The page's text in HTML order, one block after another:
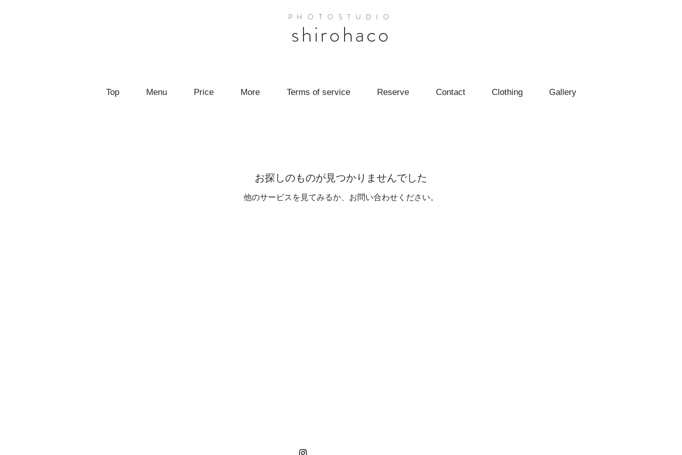
PHOTOST UDIO
shirohaco
Top Menu Price More Terms of service Reserve Contact Clothing Gallery
お探しのものが見つかりませんでした
他のサービスを見てみるか、お問い合わせください。